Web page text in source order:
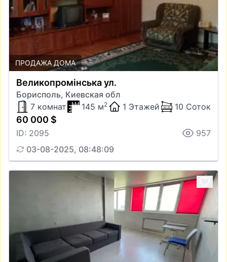
ПРОДАЖА ДОМА
Великопромінська ул.
Борисполь, Киевская обл
7 комнат
145 м2 1 Этажей 10 Соток
60 000 $
ID: 2095
957
03-08-2025, 08:48:09